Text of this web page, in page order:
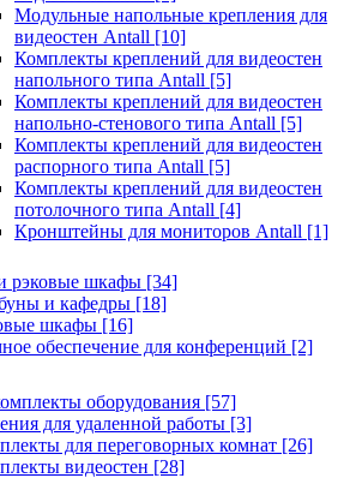
Модульные напольные крепления для
видеостен Antall [10]
Комплекты креплений для видеостен
напольного типа Antall [5]
Комплекты креплений для видеостен
напольно-стенового типа Antall [5]
Комплекты креплений для видеостен
распорного типа Antall [5]
Комплекты креплений для видеостен
потолочного типа Antall [4]
Кронштейны для мониторов Antall [1]
рэковые шкафы [34]
и кафедры [18]
шкафы [16]
обеспечение для конференций [2]
оборудования [57]
для удаленной работы [3]
для переговорных комнат [26]
видеостен [28]